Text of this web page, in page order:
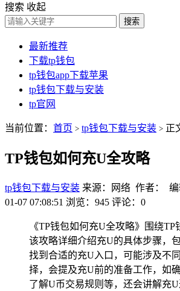
搜索 收起
搜索
最新推荐
下载tp钱包
tp钱包app下载苹果
tp钱包下载与安装
tp官网
当前位置： 首页 > tp钱包下载与安装 > 正
TP钱包如何充U全攻略
tp钱包下载与安装 来源：网络 作者： 编
01-07 07:08:51 浏览：945 评论：0
《TP钱包如何充U全攻略》围绕TP
该攻略详细介绍充U的具体步骤，
找到合适的充U入口，可能涉及不
择，会提及充U前的准备工作，如
了解U币交易规则等，还会讲解充